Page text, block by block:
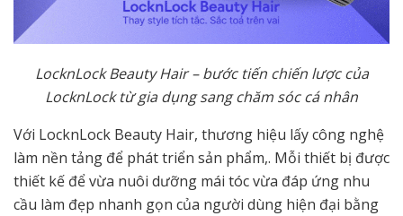
LocknLock Beauty Hair – bước tiến chiến lược của
LocknLock từ gia dụng sang chăm sóc cá nhân
Với LocknLock Beauty Hair, thương hiệu lấy công nghệ
làm nền tảng để phát triển sản phẩm,. Mỗi thiết bị được
thiết kế để vừa nuôi dưỡng mái tóc vừa đáp ứng nhu
cầu làm đẹp nhanh gọn của người dùng hiện đại bằng